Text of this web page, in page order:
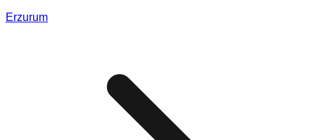
Erzurum